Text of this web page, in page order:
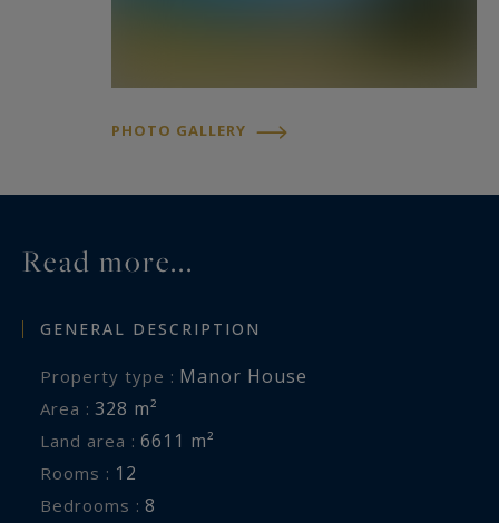
PHOTO GALLERY
Read more...
GENERAL DESCRIPTION
Property type : Manor House
Area : 328 m²
Land area : 6611 m²
Rooms : 12
Bedrooms : 8